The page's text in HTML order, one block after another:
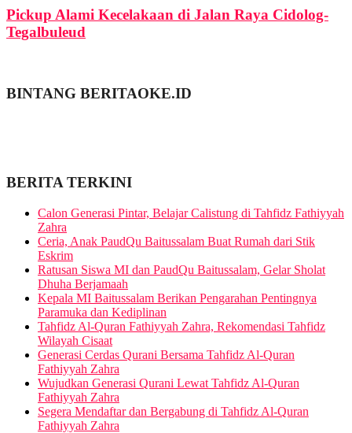
Pickup Alami Kecelakaan di Jalan Raya Cidolog-
Tegalbuleud
BINTANG BERITAOKE.ID
BERITA TERKINI
Calon Generasi Pintar, Belajar Calistung di Tahfidz Fathiyyah
Zahra
Ceria, Anak PaudQu Baitussalam Buat Rumah dari Stik
Eskrim
Ratusan Siswa MI dan PaudQu Baitussalam, Gelar Sholat
Dhuha Berjamaah
Kepala MI Baitussalam Berikan Pengarahan Pentingnya
Paramuka dan Kediplinan
Tahfidz Al-Quran Fathiyyah Zahra, Rekomendasi Tahfidz
Wilayah Cisaat
Generasi Cerdas Qurani Bersama Tahfidz Al-Quran
Fathiyyah Zahra
Wujudkan Generasi Qurani Lewat Tahfidz Al-Quran
Fathiyyah Zahra
Segera Mendaftar dan Bergabung di Tahfidz Al-Quran
Fathiyyah Zahra